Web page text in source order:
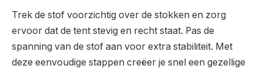
Trek de stof voorzichtig over de stokken en zorg
ervoor dat de tent stevig en recht staat. Pas de
spanning van de stof aan voor extra stabiliteit. Met
deze eenvoudige stappen creëer je snel een gezellige